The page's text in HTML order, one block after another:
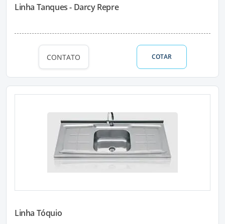
Linha Tanques - Darcy Repre
CONTATO COTAR
Linha Tóquio